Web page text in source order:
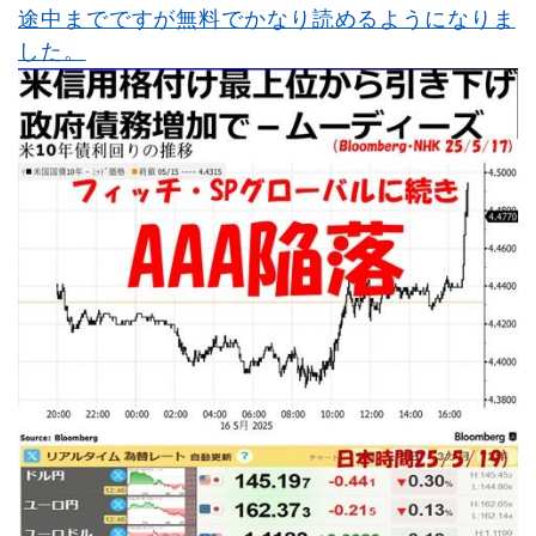
途中までですが無料でかなり読めるようになりま
した。